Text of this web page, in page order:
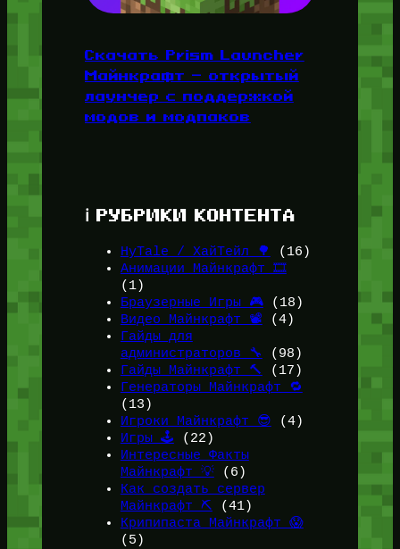
Скачать Prism Launcher
Майнкрафт — открытый
лаунчер с поддержкой
модов и модпаков
ℹ️ РУБРИКИ КОНТЕНТА
HyTale / ХайТейл 🌳
(16)
Анимации Майнкрафт 🎞️
(1)
Браузерные Игры 🎮(18)
Видео Майнкрафт 📽️ (4)
Гайды для
администраторов 🔧
(98)
Гайды Майнкрафт 🔨
(17)
Генераторы Майнкрафт 🔁
(13)
Игроки Майнкрафт 😎 (4)
Игры 🕹️ (22)
Интересные Факты
Майнкрафт 💡(6)
Как создать сервер
Майнкрафт ⛏️ (41)
Крипипаста Майнкрафт 😱
(5)